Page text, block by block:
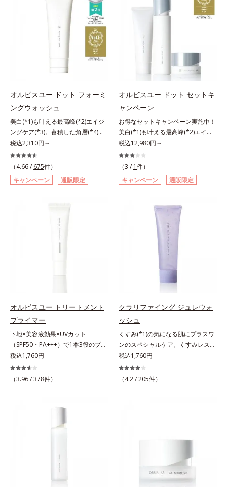
まとったような仕上がりに。*1 ス
キンフィットカラー成分（酸化チタ
ン酸2Na）配合＝自然な仕上がりで
肌悩みをカバーする粉体*2 角層ま
で*3 肌のキメを整え、粉体を密着
ことの根本原因に着目。加齢ととも
に現れる年齢サインについて研究を
進めたところ、弾力感のない状態で
ある「ハリのなさ」や、くすみ(*6)
などが現れている状態である「透明
感のなさ」が、大人の肌印象に大き
シリーズは美容成分(*7)として
「G.D.F.アクティベーター(*8)」を
配合。そして、従来から配合してい
る美白(*1)有効成分「トラネキサム
酸」を配合しました。さらに、シリ
ーズ共通の美容成分「GLルートブ
ースター(*9)」を配合することで、
肌のふっくら感や透明感を叶えま
す。美白ケアしながら多角的なエイ
ジングケアが叶うシリーズに。3ス
感を。効果的なシナジー設計で、あ
なたのエイジングケアを応援しま
す。*1 メラニンの生成を抑え、シ
ミ・ソバカスを防ぐ（ウォッシュを
乾燥による*7 保湿成分*8 ロニ
セラカエルレア果汁、ノバラエキス
配合＝うるおいを与えハリと透明感
に満ちた肌へ導く保湿成分*9 メマ
ツヨイグサ抽出液、スイカズラエキ
ス配合＝角層のすみずみまで水分・
油分を保ち、ハリ・ツヤを与える保
湿成分*10 気持ちのこと
本原因に着目。加齢とともに現れる
年齢サインについて研究を進めたと
リのなさ」や、くすみ(*7)などが現
れている状態である「透明感のな
さ」が、大人の肌印象に大きな影響
を与えていることがわかりました。
そこでオルビスユー ドットシリー
ズは美容成分(*8)として「G.D.F.ア
クティベーター(*9)」を配合。そし
て、従来から配合している美白(*1)
有効成分「トラネキサム酸」を配合
しました。さらに、シリーズ共通の
美容成分「GLルートブースター
(*10)」を配合することで、肌のふ
っくら感や透明感を叶えます。美白
ケアしながら多角的なエイジングケ
アが叶うシリーズに。3ステップで
果的なシナジー設計で、あなたのエ
イジングケアを応援します。*1 メ
ラニンの生成を抑え、シミ・ソバカ
スを防ぐ（ウォッシュを除く）*2
オルビス内スキンケアシリーズの保
と*4 角層まで*5 うるおいによ
る*6 乾燥、ハリ・ツヤのなさ
*7 乾燥による*8 保湿成分*9
ロニセラカエルレア果汁、ノバラエ
キス配合＝うるおいを与えハリと透
明感に満ちた肌へ導く保湿成分
*10 メマツヨイグサ抽出液、スイ
カズラエキス配合＝角層のすみずみ
まで水分・油分を保ち、ハリ・ツヤ
を与える保湿成分*11 気持ちのこ
と
オルビスユー ドット フォーミ
ングウォッシュ
美白(*1)も叶える最高峰(*2)エイジ
ングケア(*3)。蓄積した角層(*4)を
絡めとりくすみ(*5)を晴らす高密着
マイルドピーリング(*6)洗顔料。ハ
リも透明感(*7)も結果主義。年齢サ
イン(*8)の因子に着目した肌科学エ
イジングケア(*3)シリーズ。オルビ
よる肌悩み一つ一つを対処するので
はなく、肌で起きていることの根本
原因に着目。加齢とともに現れる年
齢サインについて研究を進めたとこ
えていることがわかりました。そこ
でオルビスユー ドットシリーズは
美容成分(*9)として「G.D.F.アクテ
ィベーター(*10)」を配合。そし
て、従来から配合している美白(*1)
有効成分「トラネキサム酸」を配合
しました。さらに、シリーズ共通の
美容成分「GLルートブースター
(*11)」を配合することで、肌のふ
アが叶うシリーズに。3ステップで
果的なシナジー設計で、あなたのエ
ラニンの生成を抑え、シミ・ソバカ
スを防ぐ（ウォッシュを除く）*2
オルビス内スキンケアシリーズの保
湿力*3 年齢に応じたお手入れのこ
税込2,310円～
（4.66 / 675件）
キャンペーン
通販限定
オルビスユー ドット セットキ
ャンペーン
お得なセットキャンペーン実施中！
美白(*1)も叶える最高峰(*2)エイジ
ングケア(*3)。ハリも透明感(*4)も
結果主義。年齢サイン(*5)の因子に
着目した肌科学エイジングケア(*3)
シリーズ。オルビスユー ドットシ
リーズは、年齢による肌悩み一つ一
ていることの根本原因に着目。加齢
とともに現れる年齢サイン(*5)につ
いて研究を進めたところ、弾力感の
ない状態である「ハリのなさ」や、
くすみ(*6)などが現れている状態で
で大人の肌印象に大きな影響を与え
ていることが分かりました。そこで
オルビスユー ドットシリーズは美
容成分(*7)として「G.D.F.アクティ
ベーター(*8)」を配合。そして、従
来から配合している美白有効成分
「トラネキサム酸」を配合しまし
た。さらに、シリーズ共通の美容成
分(*7)「GLルートブースター(*9)」
を配合することで、肌のふっくら感
や透明感を叶えます。美白ケアしな
の生成を抑え、シミ・ソバカスを防
内スキンケアシリーズの保湿力*3
年齢に応じたお手入れのこと*4 う
るおいによる*5 乾燥、ハリ・ツヤ
税込12,980円～
（3 / 1件）
キャンペーン
通販限定
オルビスユー トリートメント
プライマー
下地×美容液効果×UVカット
（SPF50・PA+++）で1本3役のプラ
イマー。凹凸をつるんとなめらかに
(*1)整え、化粧ノリUPの高機能化粧
下地。“塗るたび高まる、素肌の美
る小ジワをカバーしてハリ肌に整え
凸をつるんとなめらかに(*1)。スキ
うるおいをグンとアップ＆リッチな
クリームのようにぴたっと密着。乾
燥による小ジワを目立たなく(*1)
税込1,760円
（3.96 /378件）
クラリファイング ジュレウォ
ッシュ
くすみ(*1)の気になる肌にプラスワ
ンのスペシャルケア。くすみレスの
輝くような素肌へ。肌表面の余分な
角層を落として、くすみ(*1)レスな
輝くような素肌へ整える(*2)スペシ
しく取り去ります。さらに注目した
ンディショニング処方と、贅沢に配
合された保湿成分。一瞬取り去るだ
けのケアに留まらず、洗うたびにく
税込1,760円
（4.2 /205件）